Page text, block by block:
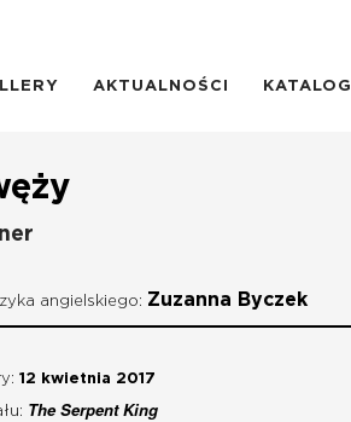
AKTUALNOŚCI KATALOG
angielskiego: Zuzanna Byczek
12 kwietnia 2017
The Serpent King